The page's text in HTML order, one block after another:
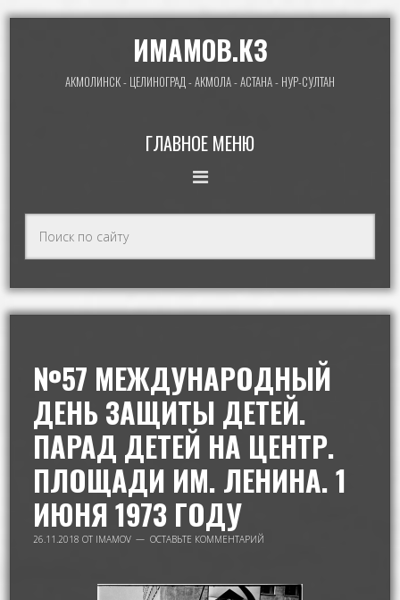
ИМАМОВ.КЗ
АКМОЛИНСК - ЦЕЛИНОГРАД - АКМОЛА - АСТАНА - НУР-СУЛТАН
ГЛАВНОЕ МЕНЮ
№57 МЕЖДУНАРОДНЫЙ
ДЕНЬ ЗАЩИТЫ ДЕТЕЙ.
ПАРАД ДЕТЕЙ НА ЦЕНТР.
ПЛОЩАДИ ИМ. ЛЕНИНА. 1
ИЮНЯ 1973 ГОДУ
26.11.2018 ОТ IMAMOV ОСТАВЬТЕ КОММЕНТАРИЙ